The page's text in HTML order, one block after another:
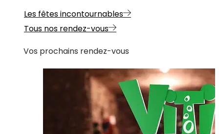
Les fêtes incontournables
Tous nos rendez-vous
Vos prochains rendez-vous